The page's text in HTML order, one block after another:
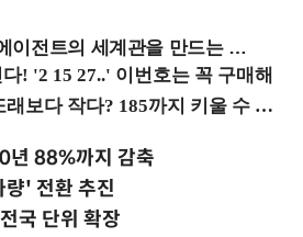
관을 만드는 지식 설계자로.. (8/20 강남역)
년 88%까지 감축
' 전환 추진
국 단위 확장